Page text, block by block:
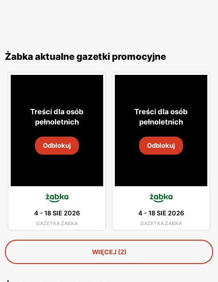
Żabka aktualne gazetki promocyjne
Treści dla osób
pełnoletnich
Odblokuj
4 -18 SIE 2026
GAZETKA ŻABKA
Treści dla osób
pełnoletnich
Odblokuj
4 -18 SIE 2026
GAZETKA ŻABKA
WIĘCEJ (2)